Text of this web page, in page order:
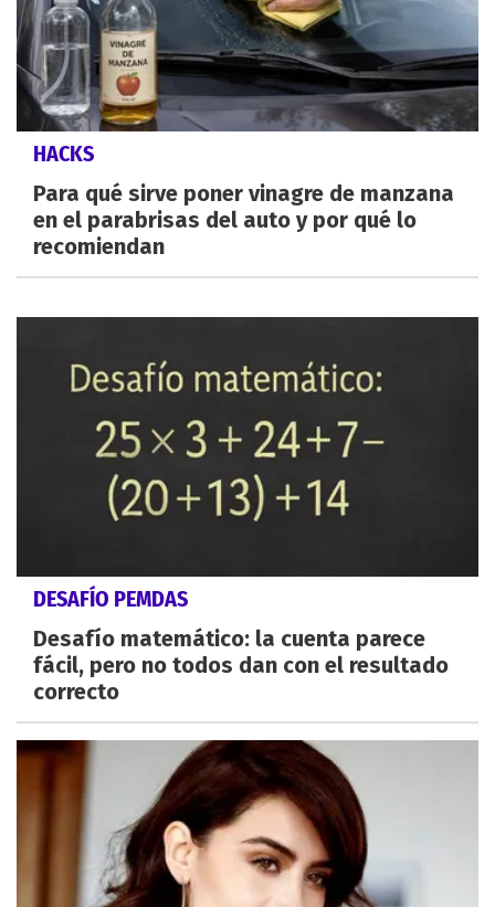
HACKS
Para qué sirve poner vinagre de manzana
en el parabrisas del auto y por qué lo
recomiendan
DESAFÍO PEMDAS
Desafío matemático: la cuenta parece
fácil, pero no todos dan con el resultado
correcto